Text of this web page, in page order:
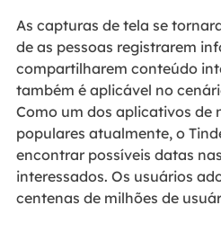
As capturas de tela se
de as pessoas registrarem
compartilharem conteúdo
também é aplicável no
Como um dos aplicativos de
populares atualmente, o
encontrar possíveis datas
interessados. Os usuários
centenas de milhões de